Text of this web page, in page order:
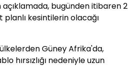
bugünden itibaren 2
planlı kesintilerin olacağı
Güney Afrika'da,
hırsızlığı nedeniyle uzun